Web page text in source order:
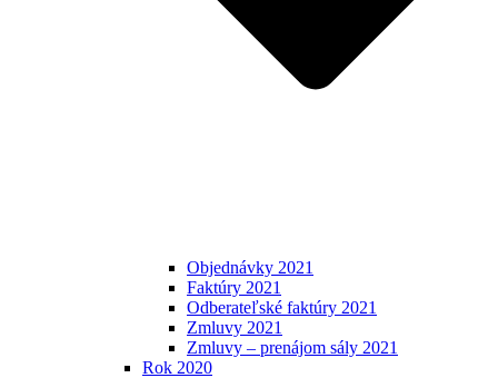
Objednávky 2021
Faktúry 2021
Odberateľské faktúry 2021
Zmluvy 2021
Zmluvy – prenájom sály 2021
Rok 2020